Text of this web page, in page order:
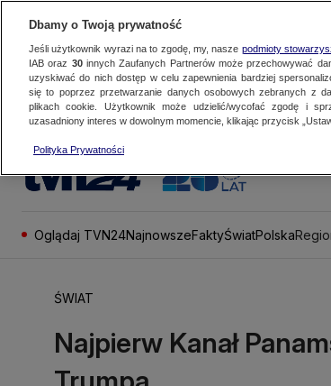
Oglądaj TVN24NajnowszeFaktyŚwiatPolska
ŚWIAT
Najpierw Kanał
Dbamy o Twoją prywatność
Jeśli użytkownik wyrazi na to zgodę, my, nasze podmioty
IAB oraz 30innych Zaufanych Partnerów może przechowywać
uzyskiwać do nich dostęp w celu zapewnienia bardziej
się to poprzez przetwarzanie danych osobowych zebranych z
plikach cookie. Użytkownik może udzielić/wycofać zgodę i
uzasadniony interes w dowolnym momencie, klikając przycisk
Polityka Prywatności